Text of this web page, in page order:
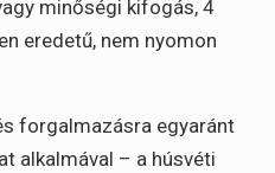
minőségi kifogás, 4
eredetű, nem nyomon
forgalmazásra egyaránt
alkalmával – a húsvéti